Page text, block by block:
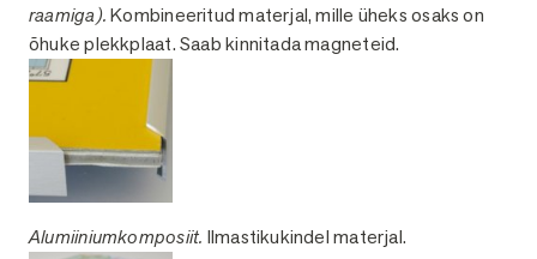
raamiga).Kombineeritud materjal, mille üheks osaks on
õhuke plekkplaat. Saab kinnitada magneteid.
Alumiiniumkomposiit. Ilmastikukindel materjal.